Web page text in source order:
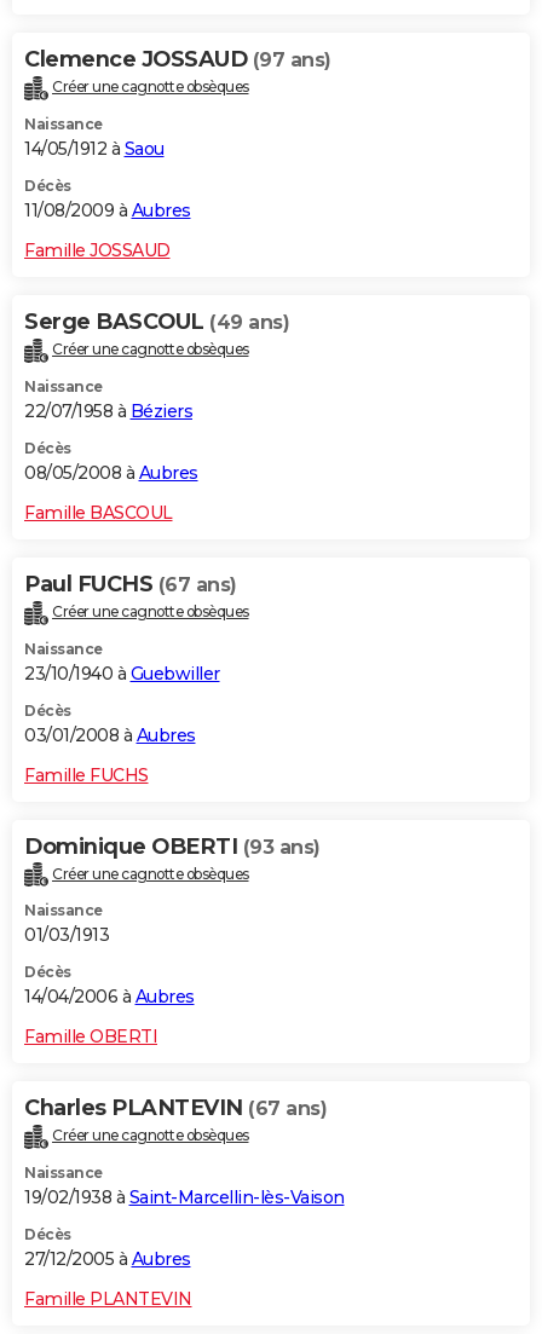
Clemence JOSSAUD (97 ans)
Créer une cagnotte obsèques
Naissance
14/05/1912 à Saou
Décès
11/08/2009 à Aubres
Famille JOSSAUD
Serge BASCOUL (49 ans)
Créer une cagnotte obsèques
Naissance
22/07/1958 à Béziers
Décès
08/05/2008 à Aubres
Famille BASCOUL
Paul FUCHS (67 ans)
Créer une cagnotte obsèques
Naissance
23/10/1940 à Guebwiller
Décès
03/01/2008 à Aubres
Famille FUCHS
Dominique OBERTI (93 ans)
Créer une cagnotte obsèques
Naissance
01/03/1913
Décès
14/04/2006 à Aubres
Famille OBERTI
Charles PLANTEVIN (67 ans)
Créer une cagnotte obsèques
Naissance
19/02/1938 à Saint-Marcellin-lès-Vaison
Décès
27/12/2005 à Aubres
Famille PLANTEVIN